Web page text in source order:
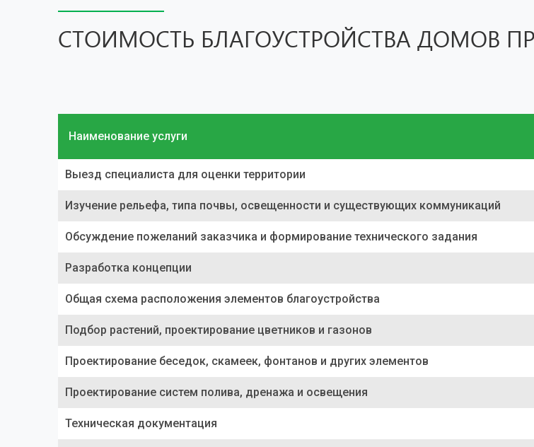
СТОИМОСТЬ БЛАГОУСТРОЙСТВА ДОМОВ
Наименование услуги
Выезд специалиста для оценки территории
Изучение рельефа, типа почвы, освещенности и существующих коммуникаций
Обсуждение пожеланий заказчика и формирование технического задания
Разработка концепции
Общая схема расположения элементов благоустройства
Подбор растений, проектирование цветников и газонов
Проектирование беседок, скамеек, фонтанов и других элементов
Проектирование систем полива, дренажа и освещения
Техническая документация